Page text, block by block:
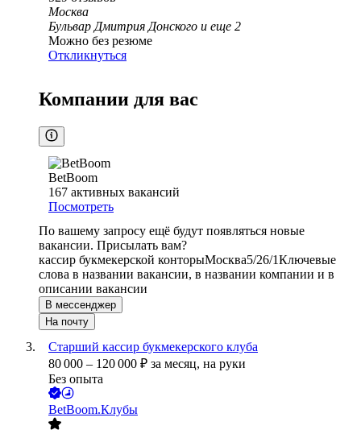
Москва
Бульвар Дмитрия Донского и еще 2
Можно без резюме
Откликнуться
Компании для вас
BetBoom
167 активных вакансий
Посмотреть
По вашему запросу ещё будут появляться новые
вакансии. Присылать вам?
кассир букмекерской конторыМосква5/26/1Ключевые
слова в названии вакансии, в названии компании и в
описании вакансии
В мессенджер
На почту
Старший кассир букмекерского клуба
80 000 – 120 000 ₽ за месяц, на руки
Без опыта
BetBoom.Клубы